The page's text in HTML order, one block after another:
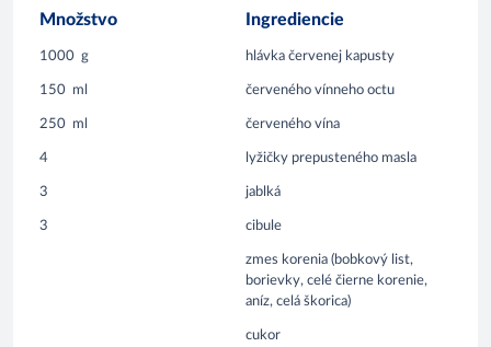
Množstvo Ingrediencie
1000 g hlávka červenej kapusty
150 ml červeného vínneho octu
250 ml červeného vína
4 lyžičky prepusteného masla
3 jablká
3 cibule
zmes korenia (bobkový list,
borievky, celé čierne korenie,
aníz, celá škorica)
cukor